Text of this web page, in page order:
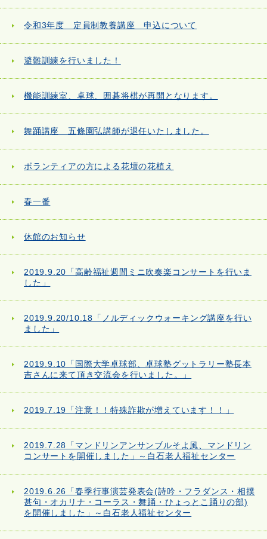
令和3年度 定員制教養講座 申込について
避難訓練を行いました！
機能訓練室、卓球、囲碁将棋が再開となります。
舞踊講座 五條園弘講師が退任いたしました。
ボランティアの方による花壇の花植え
春一番
休館のお知らせ
2019.9.20「高齢福祉週間ミニ吹奏楽コンサートを行いま
した」
2019.9.20/10.18「ノルディックウォーキング講座を行い
ました」
2019.9.10「国際大学卓球部、卓球塾グットラリー塾長本
吉さんに来て頂き交流会を行いました。」
2019.7.19「注意！！特殊詐欺が増えています！！」
2019.7.28「マンドリンアンサンブルそよ風、マンドリン
コンサートを開催しました」～白石老人福祉センター
2019.6.26「春季行事演芸発表会(詩吟・フラダンス・相撲
甚句・オカリナ・コーラス・舞踊・ひょっとこ踊りの部)
を開催しました」～白石老人福祉センター